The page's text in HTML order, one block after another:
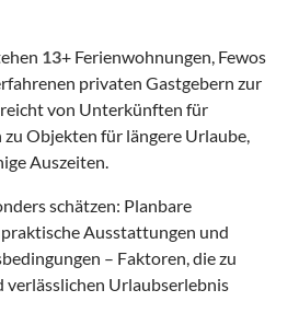
13+ Ferienwohnungen, Fewos
privaten Gastgebern zur
von Unterkünften für
Objekten für längere Urlaube,
Auszeiten.
schätzen: Planbare
Ausstattungen und
– Faktoren, die zu
verlässlichen Urlaubserlebnis